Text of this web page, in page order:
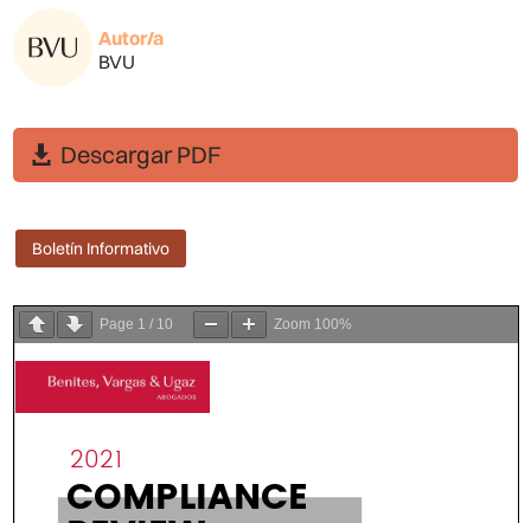
Autor/a
BVU
Descargar PDF
Boletín Informativo
Page 1 / 10 Zoom 100%